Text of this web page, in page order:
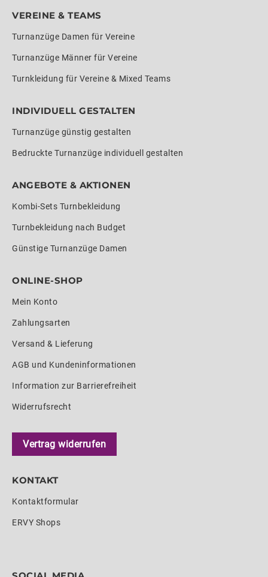
VEREINE & TEAMS
Turnanzüge Damen für Vereine
Turnanzüge Männer für Vereine
Turnkleidung für Vereine & Mixed Teams
INDIVIDUELL GESTALTEN
Turnanzüge günstig gestalten
Bedruckte Turnanzüge individuell gestalten
ANGEBOTE & AKTIONEN
Kombi-Sets Turnbekleidung
Turnbekleidung nach Budget
Günstige Turnanzüge Damen
ONLINE-SHOP
Mein Konto
Zahlungsarten
Versand & Lieferung
AGB und Kundeninformationen
Information zur Barrierefreiheit
Widerrufsrecht
Vertrag widerrufen
KONTAKT
Kontaktformular
ERVY Shops